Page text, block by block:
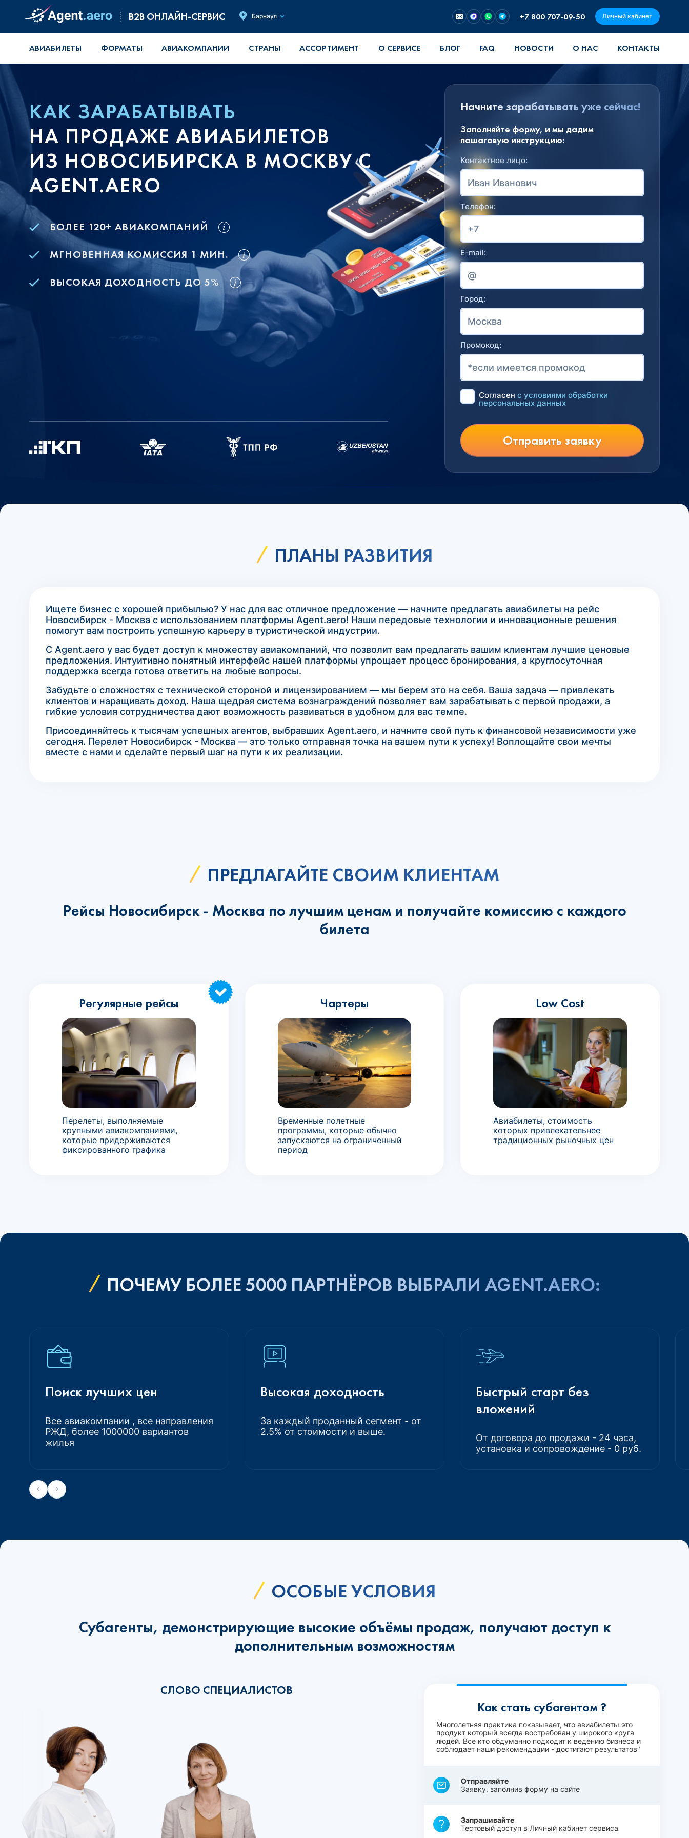
B2B ОНЛАЙН-СЕРВИС Барнаул +7 800 707-09-50 Личный кабинет
АВИАБИЛЕТЫ ФОРМАТЫ АВИАКОМПАНИИ СТРАНЫ АССОРТИМЕНТ О СЕРВИСЕ БЛОГ FAQ НОВОСТИ О НАС КОНТАКТЫ
КАК ЗАРАБАТЫВАТЬ
НА ПРОДАЖЕ АВИАБИЛЕТОВ
ИЗ НОВОСИБИРСКА В МОСКВУ С
AGENT.AERO
БОЛЕЕ 120+ АВИАКОМПАНИЙ
МГНОВЕННАЯ КОМИССИЯ 1 МИН.
ВЫСОКАЯ ДОХОДНОСТЬ ДО 5%
Начните зарабатывать уже сейчас!
Заполняйте форму, и мы дадим
пошаговую инструкцию:
Контактное лицо:
Телефон:
E-mail:
Город:
Промокод:
Согласен с условиями обработки
персональных данных
Отправить заявку
ПЛАНЫ РАЗВИТИЯ
Ищете бизнес с хорошей прибылью? У нас для вас отличное предложение — начните предлагать авиабилеты на рейс
Новосибирск - Москва с использованием платформы Agent.aero! Наши передовые технологии и инновационные решения
помогут вам построить успешную карьеру в туристической индустрии.
С Agent.aero у вас будет доступ к множеству авиакомпаний, что позволит вам предлагать вашим клиентам лучшие ценовые
предложения. Интуитивно понятный интерфейс нашей платформы упрощает процесс бронирования, а круглосуточная
поддержка всегда готова ответить на любые вопросы.
Забудьте о сложностях с технической стороной и лицензированием — мы берем это на себя. Ваша задача — привлекать
клиентов и наращивать доход. Наша щедрая система вознаграждений позволяет вам зарабатывать с первой продажи, а
гибкие условия сотрудничества дают возможность развиваться в удобном для вас темпе.
Присоединяйтесь к тысячам успешных агентов, выбравших Agent.aero, и начните свой путь к финансовой независимости уже
сегодня. Перелет Новосибирск - Москва — это только отправная точка на вашем пути к успеху! Воплощайте свои мечты
вместе с нами и сделайте первый шаг на пути к их реализации.
ПРЕДЛАГАЙТЕ СВОИМ КЛИЕНТАМ
Рейсы Новосибирск - Москва по лучшим ценам и получайте комиссию с каждого
билета
Регулярные рейсы
Перелеты, выполняемые
крупными авиакомпаниями,
которые придерживаются
фиксированного графика
Чартеры
Временные полетные
программы, которые обычно
запускаются на ограниченный
период
Low Cost
Авиабилеты, стоимость
которых привлекательнее
традиционных рыночных цен
ПОЧЕМУ БОЛЕЕ 5000 ПАРТНЁРОВ ВЫБРАЛИ AGENT.AERO:
Поиск лучших цен
Все авиакомпании , все направления
РЖД, более 1000000 вариантов
жилья
Высокая доходность
За каждый проданный сегмент - от
2.5% от стоимости и выше.
Быстрый старт без
вложений
От договора до продажи - 24 часа,
установка и сопровождение - 0 руб.
ОСОБЫЕ УСЛОВИЯ
Субагенты, демонстрирующие высокие объёмы продаж, получают доступ к
дополнительным возможностям
СЛОВО СПЕЦИАЛИСТОВ
Как стать субагентом ?
Многолетняя практика показывает, что авиабилеты это
продукт который всегда востребован у широкого круга
людей. Все кто обдуманно подходит к ведению бизнеса и
соблюдает наши рекомендации - достигают результатов"
Отправляйте
Заявку, заполнив форму на сайте
Запрашивайте
Тестовый доступ в Личный кабинет сервиса